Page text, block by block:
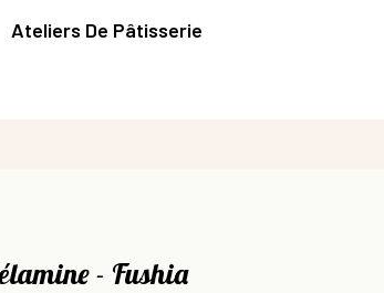
Ateliers De Pâtisserie
- Fushia